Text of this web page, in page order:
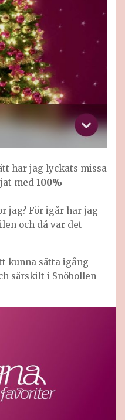
har jag lyckats missa
med 100%
jag? För igår har jag
och då var det
kunna sätta igång
särskilt i Snöbollen